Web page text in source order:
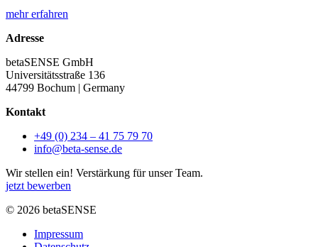
mehr erfahren
Adresse
betaSENSE GmbH
Universitätsstraße 136
44799 Bochum | Germany
Kontakt
+49 (0) 234 – 41 75 79 70
info@beta-sense.de
Wir stellen ein! Verstärkung fürunser Team.
jetzt bewerben
© 2026 betaSENSE
Impressum